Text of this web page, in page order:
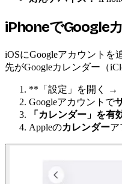
iPhoneでGoogle
iOSにGoogleアカウント
先がGoogleカレンダー（
**「設定」を開く →
Googleアカウントで
「カレンダー」を有
Appleのカレンダーア